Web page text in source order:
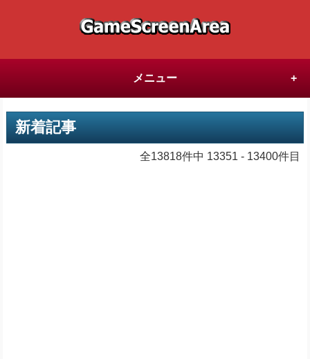
メニュー
新着記事
全13818件中 13351 - 13400件目